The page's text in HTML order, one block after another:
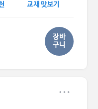
교재 맛보기
장바
구니